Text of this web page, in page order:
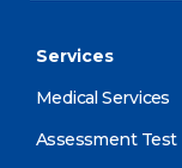
Services
Medical Services
Assessment Test